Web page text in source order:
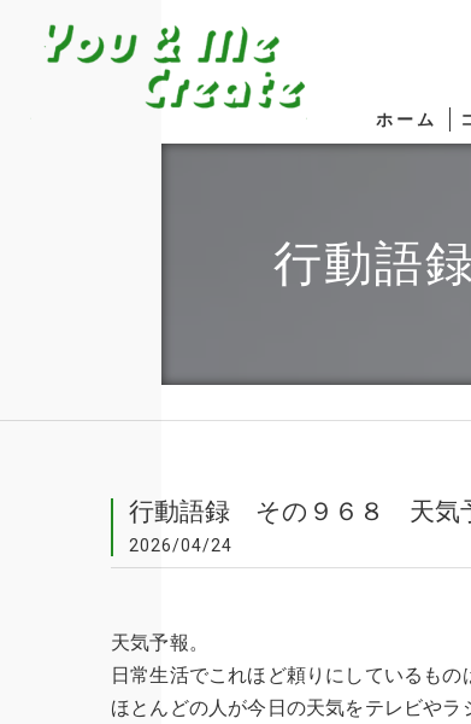
ホーム
行動語
行動語録 その９６８ 天気
2026/04/24
天気予報。
日常生活でこれほど頼りにしているもの
ほとんどの人が今日の天気をテレビやラ